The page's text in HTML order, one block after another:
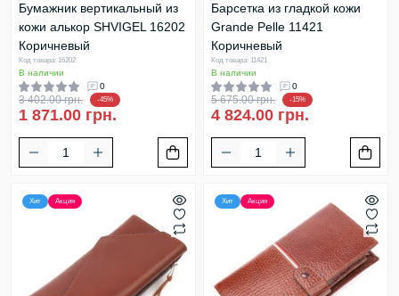
Бумажник вертикальный из
кожи алькор SHVIGEL 16202
Коричневый
Код товара: 16202
В наличии
0
3 402.00 грн. -45%
1 871.00 грн.
Барсетка из гладкой кожи
Grande Pelle 11421
Коричневый
Код товара: 11421
В наличии
0
5 675.00 грн. -15%
4 824.00 грн.
Хит Акция Хит Акция